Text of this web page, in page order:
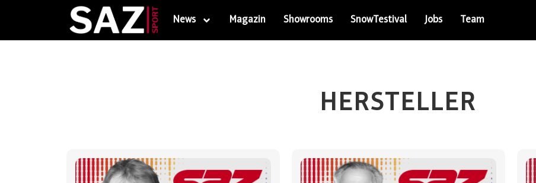
News Magazin Showrooms SnowTestival Jobs Team
HERSTELLER